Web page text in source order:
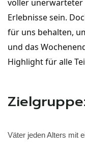
voller
Erlebnisse sein.
für uns behalten,
und das
Highlight für alle
Väter jeden Alters mit